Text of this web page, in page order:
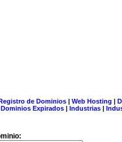
de Dominios| Web Hosting |
Dominios Expirados | Industrias |